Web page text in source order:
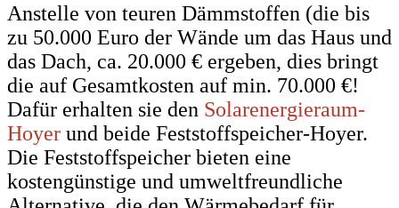
Anstelle von teuren Dämmstoffen (die bis
zu 50.000 Euro der Wände um das Haus und
das Dach, ca. 20.000 € ergeben, dies bringt
die auf Gesamtkosten auf min. 70.000 €!
Dafür erhalten sie den Solarenergieraum-
Hoyer und beide Feststoffspeicher-Hoyer.
Die Feststoffspeicher bieten eine
kostengünstige und umweltfreundliche